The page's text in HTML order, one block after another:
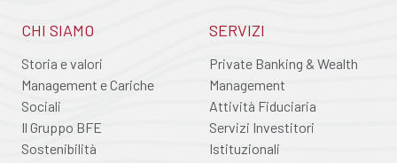
CHI SIAMO
Storia e valori
Management e Cariche
Sociali
Il Gruppo BFE
Sostenibilità
SERVIZI
Private Banking & Wealth
Management
Attività Fiduciaria
Servizi Investitori
Istituzionali